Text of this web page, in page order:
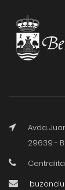
Avda.
29639 -